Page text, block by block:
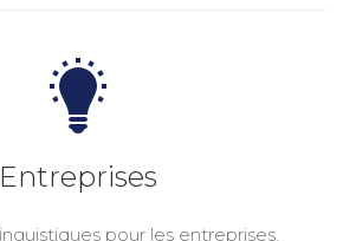
Entreprises
pour les entreprises.